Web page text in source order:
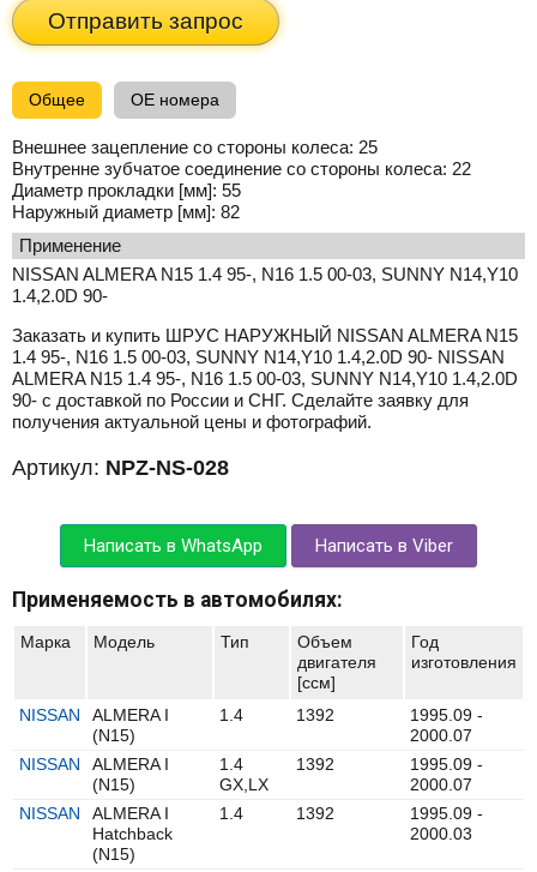
Отправить запрос
Общее OE номера
Внешнее зацепление со стороны колеса: 25
Внутренне зубчатое соединение со стороны колеса: 22
Диаметр прокладки [мм]: 55
Наружный диаметр [мм]: 82
применение
NISSAN ALMERA N15 1.4 95-, N16 1.5 00-03, SUNNY N14,Y10
1.4,2.0D 90-
Заказать и купить ШРУС НАРУЖНЫЙ NISSAN ALMERA N15
1.4 95-, N16 1.5 00-03, SUNNY N14,Y10 1.4,2.0D 90- NISSAN
ALMERA N15 1.4 95-, N16 1.5 00-03, SUNNY N14,Y10 1.4,2.0D
90- с доставкой по России и СНГ. Сделайте заявку для
получения актуальной цены и фотографий.
Артикул: NPZ-NS-028
Написать в WhatsApp Написать в Viber
Применяемость в автомобилях:
Марка Модель Тип
Объем
двигателя
[ccм]
Год
изготовления
NISSAN
ALMERA I
(N15)
1.4 1392
1995.09 -
2000.07
NISSAN
ALMERA I
(N15)
1.4
GX,LX
1392
1995.09 -
2000.07
NISSAN
ALMERA I
Hatchback
(N15)
1.4 1392
1995.09 -
2000.03